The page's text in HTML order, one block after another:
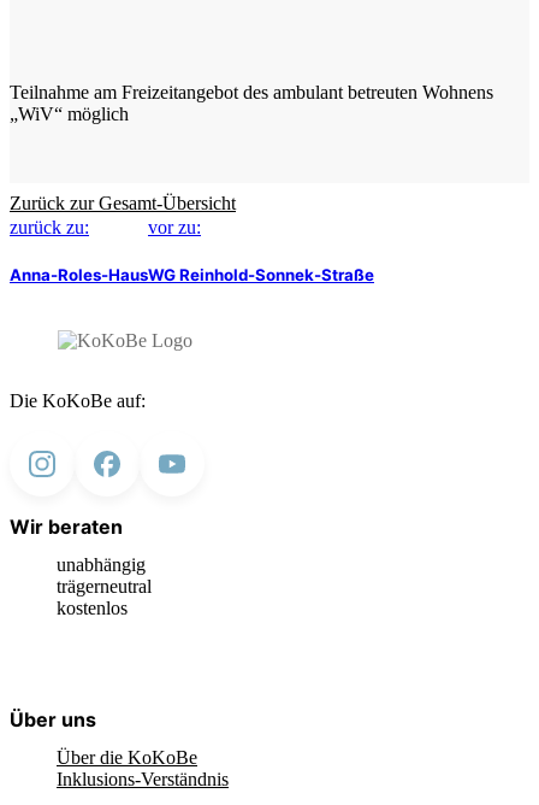
Teilnahme am Freizeitangebot des ambulant betreuten Wohnens
„WiV“ möglich
Zurück zur Gesamt-Übersicht
zurück zu:
Anna-Roles-Haus
vor zu:
WG Reinhold-Sonnek-Straße
Die KoKoBe auf:
Wir beraten
unabhängig
trägerneutral
kostenlos
Über uns
Über die KoKoBe
Inklusions-Verständnis